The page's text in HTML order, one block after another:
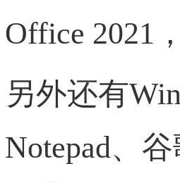
Office 2021
另外还有
Notepad、